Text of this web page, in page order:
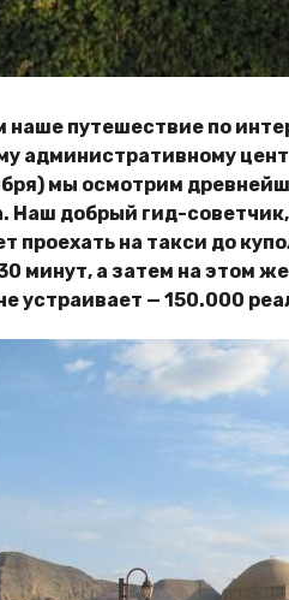
путешествие по
административному
мы осмотрим
Наш добрый гид-
проехать на такси до
минут, а затем на этом
устраивает — 150.000